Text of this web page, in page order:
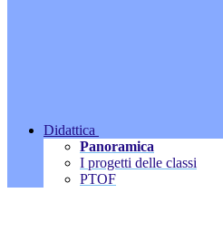
Didattica
Panoramica
I progetti delle classi
PTOF